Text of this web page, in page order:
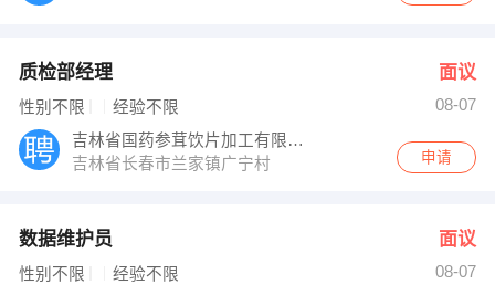
质检部经理 面议
性别不限 经验不限
08-07
吉林省国药参茸饮片加工有限公司
吉林省长春市兰家镇广宁村
申请
数据维护员 面议
性别不限 经验不限
08-07